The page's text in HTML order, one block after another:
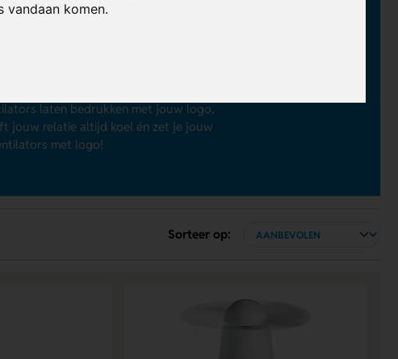
vandaan komen.
logo
Laat dan ventilators
laten bedrukken met jouw logo,
jouw relatie altijd koel én zet je jouw
met logo!
Sorteer op: